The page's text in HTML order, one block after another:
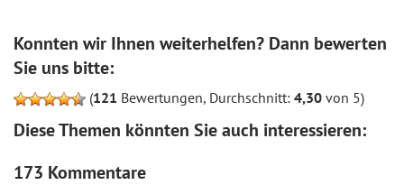
Konnten wir Ihnen weiterhelfen? Dann bewerten
Sie uns bitte:
(121 Bewertungen, Durchschnitt: 4,30 von 5)
Diese Themen könnten Sie auch interessieren:
173 Kommentare